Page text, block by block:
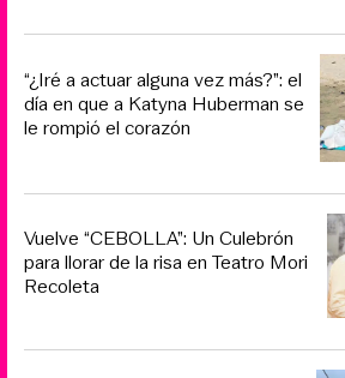
“¿Iré a actuar alguna vez más?”: el
día en que a Katyna Huberman se
le rompió el corazón
Vuelve “CEBOLLA”: Un Culebrón
para llorar de la risa en Teatro Mori
Recoleta